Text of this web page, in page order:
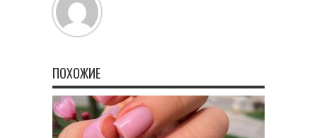
ПОХОЖИЕ